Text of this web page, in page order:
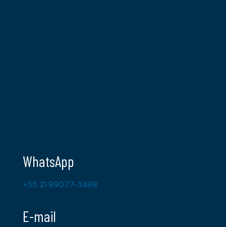
WhatsApp
+55 21 99077-3468
E-mail